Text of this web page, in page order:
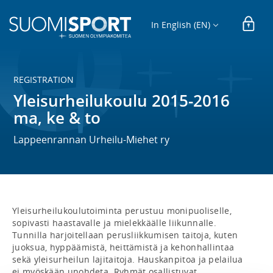
In English (EN)
REGISTRATION
Yleisurheilukoulu 2015-2016
ma, ke & to
Lappeenrannan Urheilu-Miehet ry
Yleisurheilukoulutoiminta perustuu monipuoliselle,
sopivasti haastavalle ja mielekkäälle liikunnalle.
Tunnilla harjoitellaan perusliikkumisen taitoja, kuten
juoksua, hyppäämistä, heittämistä ja kehonhallintaa
sekä yleisurheilun lajitaitoja. Hauskanpitoa ja pelailua